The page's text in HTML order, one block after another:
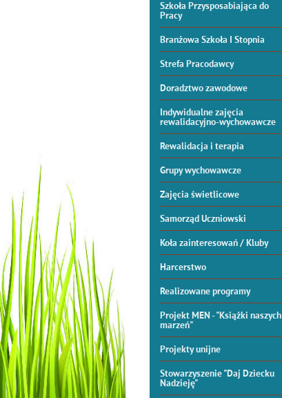
Szkoła Przysposabiająca do
Pracy
Branżowa Szkoła I Stopnia
Strefa Pracodawcy
Doradztwo zawodowe
Indywidualne zajęcia
rewalidacyjno-wychowawcze
Rewalidacja i terapia
Grupy wychowawcze
Zajęcia świetlicowe
Samorząd Uczniowski
Koła zainteresowań / Kluby
Harcerstwo
Realizowane programy
Projekt MEN - "Książki naszych
marzeń"
Projekty unijne
Stowarzyszenie "Daj Dziecku
Nadzieję"